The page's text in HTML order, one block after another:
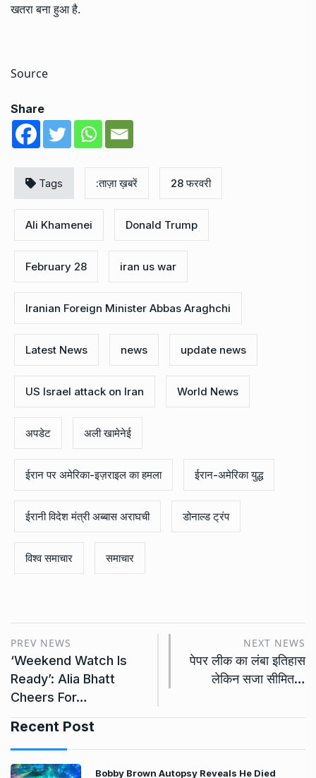
खतरा बना हुआ है.
Source
Share
Tags :ताज़ा ख़बरें 28 फरवरी
Ali Khamenei Donald Trump
February 28 iran us war
Iranian Foreign Minister Abbas Araghchi
Latest News news update news
US Israel attack on Iran World News
अपडेट अली खामेनेई
ईरान पर अमेरिका-इज़राइल का हमला ईरान-अमेरिका युद्ध
ईरानी विदेश मंत्री अब्बास अराघची डोनाल्ड ट्रंप
विश्व समाचार समाचार
PREV NEWS
‘Weekend Watch Is
Ready’: Alia Bhatt
Cheers For…
NEXT NEWS
पेपर लीक का लंबा इतिहास
लेकिन सजा सीमित…
Recent Post
Bobby Brown Autopsy Reveals He Died